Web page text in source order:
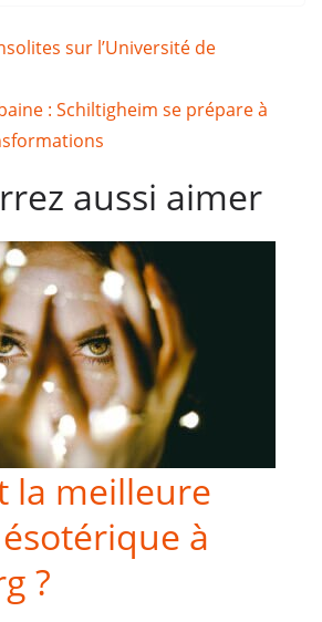
sur l’Université de
: Schiltigheim se prépare à
aussi aimer
la meilleure
à
?